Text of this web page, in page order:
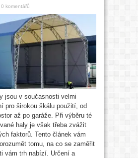
0 komentářů
jsou v současnosti velmi
pro širokou škálu použití, od
až po garáže. Při výběru té
haly je však třeba zvážit
faktorů. Tento článek vám
tomu, na co se zaměřit
vám trh nabízí. Určení a